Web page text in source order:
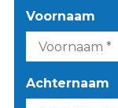
Voornaam
Achternaam